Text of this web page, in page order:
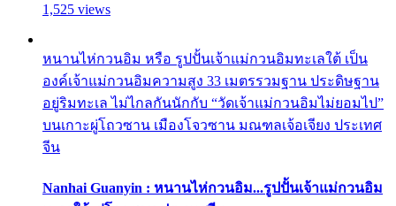
1,525 views
หนานไห่กวนอิม หรือ รูปปั้นเจ้าแม่กวนอิมทะเลใต้ เป็น
องค์เจ้าแม่กวนอิมความสูง 33 เมตรรวมฐาน ประดิษฐาน
อยู่ริมทะเล ไม่ไกลกันนักกับ “วัดเจ้าแม่กวนอิมไม่ยอมไป”
บนเกาะผู่โถวซาน เมืองโจวซาน มณฑลเจ้อเจียง ประเทศ
จีน
Nanhai Guanyin : หนานไห่กวนอิม...รูปปั้นเจ้าแม่กวนอิม